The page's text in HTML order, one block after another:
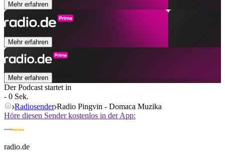
Mehr erfahren
Mehr erfahren
Mehr erfahren
Der Podcast startet in
- 0 Sek.
Radiosender Radio Pingvin - Domaca Muzika
Höre diesen Sender kostenlos in der App:
radio.de